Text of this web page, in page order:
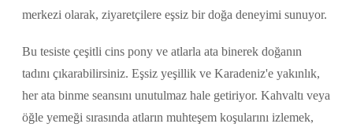
merkezi olarak, ziyaretçilere eşsiz bir doğa deneyimi sunuyor.
Bu tesiste çeşitli cins pony ve atlarla ata binerek doğanın
tadını çıkarabilirsiniz. Eşsiz yeşillik ve Karadeniz'e yakınlık,
her ata binme seansını unutulmaz hale getiriyor. Kahvaltı veya
öğle yemeği sırasında atların muhteşem koşularını izlemek,